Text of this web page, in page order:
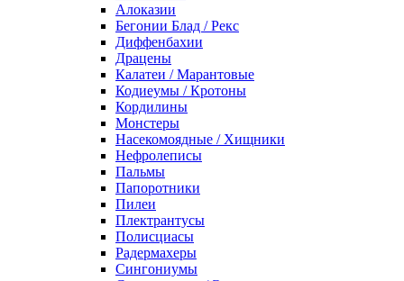
Алоказии
Бегонии Блад / Рекс
Диффенбахии
Драцены
Калатеи / Марантовые
Кодиеумы / Кротоны
Кордилины
Монстеры
Насекомоядные / Хищники
Нефролеписы
Пальмы
Папоротники
Пилеи
Плектрантусы
Полисциасы
Радермахеры
Сингониумы